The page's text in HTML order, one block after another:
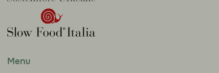
Menu